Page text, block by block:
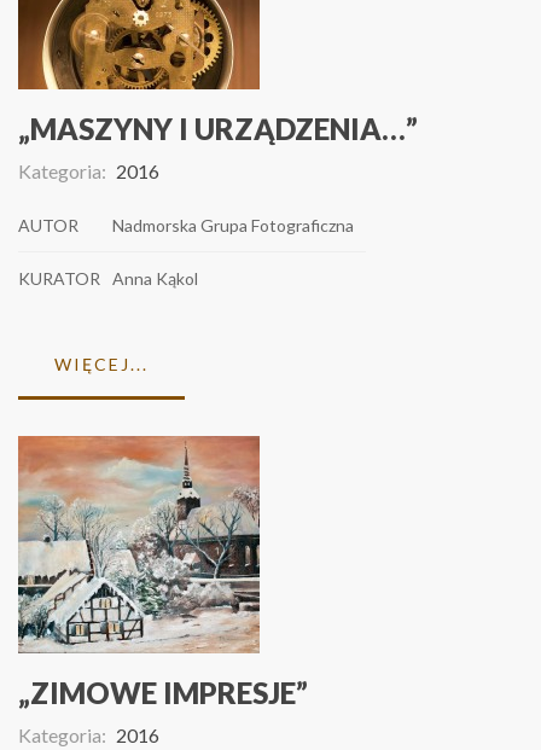
„MASZYNY I URZĄDZENIA…”
Kategoria: 2016
AUTOR Nadmorska Grupa Fotograficzna
KURATOR Anna Kąkol
WIĘCEJ...
„ZIMOWE IMPRESJE”
Kategoria: 2016